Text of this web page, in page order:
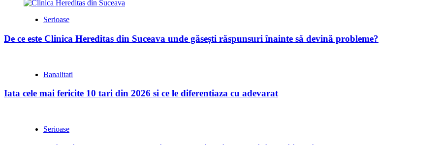
Serioase
De ce este Clinica Hereditas din Suceava unde găsești răspunsuri înainte să devină probleme?
Banalitati
Iata cele mai fericite 10 tari din 2026 si ce le diferentiaza cu adevarat
Serioase